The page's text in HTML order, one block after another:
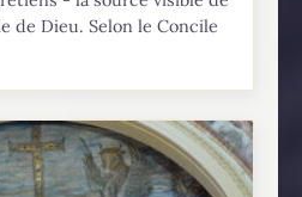
de Dieu. Selon le Concile